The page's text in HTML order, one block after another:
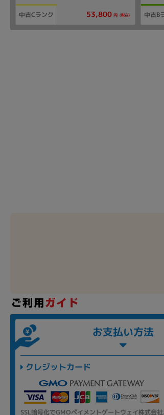
中古Cランク 53,800 円 (税込) 中古B
お支払い方法
クレジットカード
SSL暗号化でGMOペイメントゲートウェイ株式会